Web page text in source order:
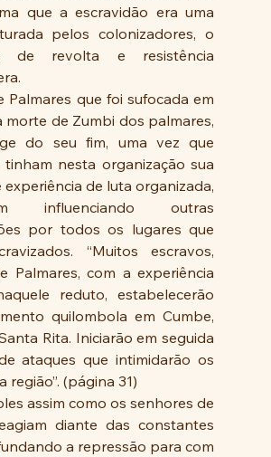
que a escravidão era uma
pelos colonizadores, o
de revolta e resistência
Palmares que foi sufocada em
morte de Zumbi dos palmares,
do seu fim, uma vez que
tinham nesta organização sua
experiência de luta organizada,
influenciando outras
por todos os lugares que
“Muitos escravos,
Palmares, com a experiência
reduto, estabelecerão
quilombola em Cumbe,
Rita. Iniciarão em seguida
ataques que intimidarão os
região”. (página 31)
assim como os senhores de
diante das constantes
a repressão para com